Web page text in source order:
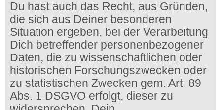
Du hast auch das Recht, aus Gründen,
die sich aus Deiner besonderen
Situation ergeben, bei der Verarbeitung
Dich betreffender personenbezogener
Daten, die zu wissenschaftlichen oder
historischen Forschungszwecken oder
zu statistischen Zwecken gem. Art. 89
Abs. 1 DSGVO erfolgt, dieser zu